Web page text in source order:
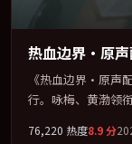
热血边界·原声
《热血边界·原声
行。咏梅、黄渤领
为骨架，在叙事、
76,220 热度8.9分